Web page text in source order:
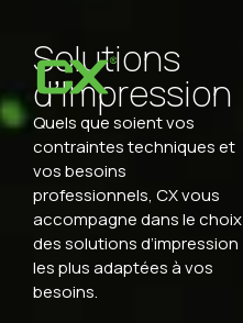
Solutions
d’Impression
Quels que soient vos
contraintes techniques et
vos besoins
professionnels, CX vous
accompagne dans le choix
des solutions d’impression
les plus adaptées à vos
besoins.